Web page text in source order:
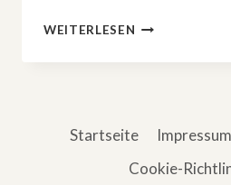
WEITERLESEN DIESE
PROMIS
TITEL
2025«
Startseite Impressum
Cookie-